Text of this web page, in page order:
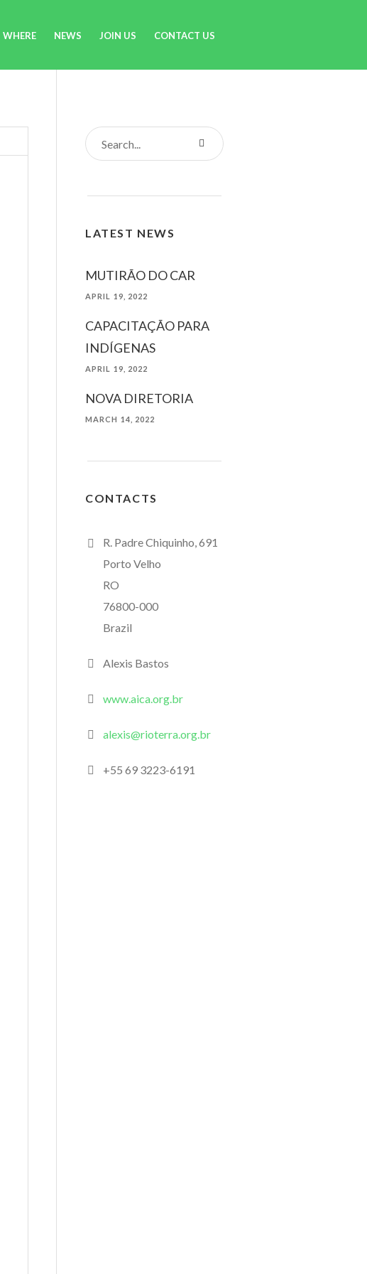
WHERE NEWS JOIN US CONTACT US
LATEST NEWS
MUTIRÃO DO CAR
APRIL 19, 2022
CAPACITAÇÃO PARA
INDÍGENAS
APRIL 19, 2022
NOVA DIRETORIA
MARCH 14, 2022
CONTACTS
R. Padre Chiquinho, 691
Porto Velho
RO
76800-000
Brazil
Alexis Bastos
www.aica.org.br
alexis@rioterra.org.br
+55 69 3223-6191